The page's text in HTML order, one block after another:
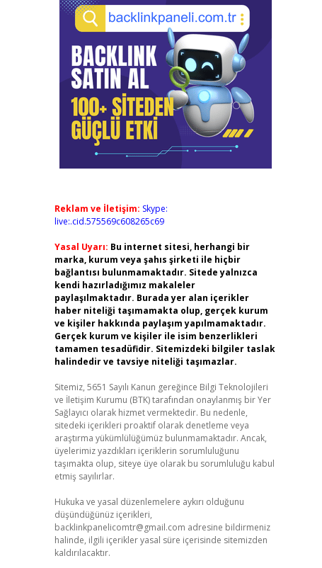
Reklam ve İletişim: Skype:
live:.cid.575569c608265c69
Yasal Uyarı: Bu internet sitesi, herhangi bir
marka, kurum veya şahıs şirketi ile hiçbir
bağlantısı bulunmamaktadır. Sitede yalnızca
kendi hazırladığımız makaleler
paylaşılmaktadır. Burada yer alan içerikler
haber niteliği taşımamakta olup, gerçek kurum
ve kişiler hakkında paylaşım yapılmamaktadır.
Gerçek kurum ve kişiler ile isim benzerlikleri
tamamen tesadüfidir. Sitemizdeki bilgiler taslak
halindedir ve tavsiye niteliği taşımazlar.
Sitemiz, 5651 Sayılı Kanun gereğince Bilgi Teknolojileri
ve İletişim Kurumu (BTK) tarafından onaylanmış bir Yer
Sağlayıcı olarak hizmet vermektedir. Bu nedenle,
sitedeki içerikleri proaktif olarak denetleme veya
araştırma yükümlülüğümüz bulunmamaktadır. Ancak,
üyelerimiz yazdıkları içeriklerin sorumluluğunu
taşımakta olup, siteye üye olarak bu sorumluluğu kabul
etmiş sayılırlar.
Hukuka ve yasal düzenlemelere aykırı olduğunu
düşündüğünüz içerikleri,
backlinkpanelicomtr@gmail.com adresine bildirmeniz
halinde, ilgili içerikler yasal süre içerisinde sitemizden
kaldırılacaktır.